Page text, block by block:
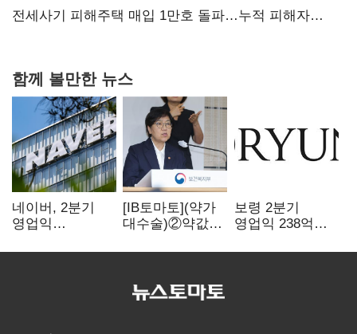
가족 지배체제 구축
전세사기 피해주택 매입 1만호 돌파…누적 피해자
함께 볼만한 뉴스
네이버, 2분기
영업익
전년비 0.2%
[IB토마토](약가
대수술)②약값
축소…제약업계
보령 2분기
영업익 238억…